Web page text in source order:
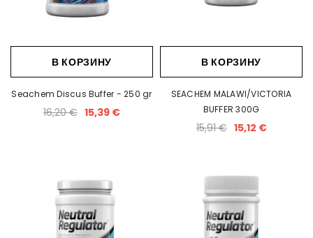
В КОРЗИНУ
Seachem Discus Buffer - 250 gr
16,20 € 15,39 €
В КОРЗИНУ
SEACHEM MALAWI/VICTORIA
BUFFER 300G
15,91 € 15,12 €